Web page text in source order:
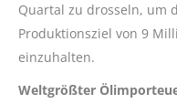
Quartal zu drosseln, um
Produktionsziel von 9
einzuhalten.
Weltgrößter